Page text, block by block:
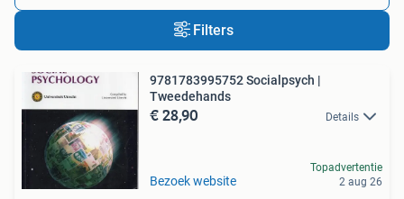
Filters
9781783995752 Socialpsych |
Tweedehands
€ 28,90 Details
Bezoek website
Topadvertentie
2 aug 26